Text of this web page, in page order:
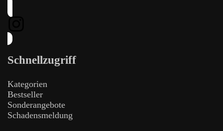
Schnellzugriff
Kategorien
Bestseller
Sonderangebote
Schadensmeldung